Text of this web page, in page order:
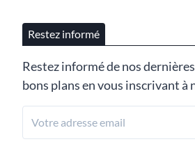
Restez informé
Restez informé de nos
bons plans en vous inscrivant